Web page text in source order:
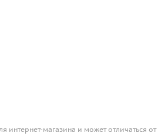
интернет-магазина и может отличаться